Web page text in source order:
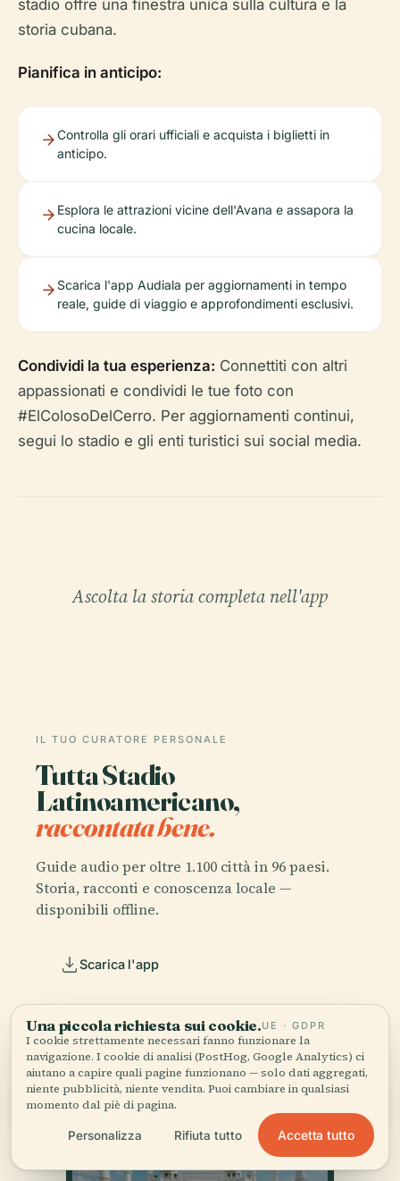
stadio offre una finestra unica sulla cultura e la
storia cubana.
Pianifica in anticipo:
Controlla gli orari ufficiali e acquista i biglietti in
anticipo.
Esplora le attrazioni vicine dell'Avana e assapora la
cucina locale.
Scarica l'app Audiala per aggiornamenti in tempo
reale, guide di viaggio e approfondimenti esclusivi.
Condividi la tua esperienza: Connettiti con altri
appassionati e condividi le tue foto con
#ElColosoDelCerro. Per aggiornamenti continui,
segui lo stadio e gli enti turistici sui social media.
Ascolta la storia completa nell'app
IL TUO CURATORE PERSONALE
Tutta Stadio
Latinoamericano,
raccontata bene.
Guide audio per oltre 1.100 città in 96 paesi.
Storia, racconti e conoscenza locale —
disponibili offline.
Scarica l'app
Una piccola richiesta sui cookie.UE · GDPR
I cookie strettamente necessari fanno funzionare la
navigazione. I cookie di analisi (PostHog, Google Analytics) ci
aiutano a capire quali pagine funzionano — solo dati aggregati,
niente pubblicità, niente vendita. Puoi cambiare in qualsiasi
momento dal piè di pagina.
Personalizza Rifiuta tutto Accetta tutto